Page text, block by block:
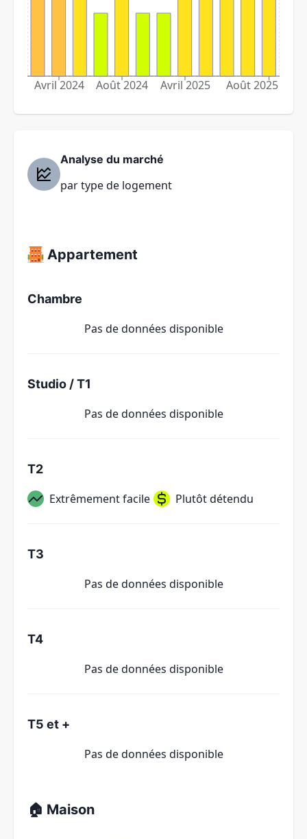
Avril 2024 Août 2024 Avril 2025 Août 2025
Analyse du marché
par type de logement
Appartement
Chambre
Pas de données disponible
Studio / T1
Pas de données disponible
T2
Extrêmement facile Plutôt détendu
T3
Pas de données disponible
T4
Pas de données disponible
T5 et +
Pas de données disponible
🏠 Maison